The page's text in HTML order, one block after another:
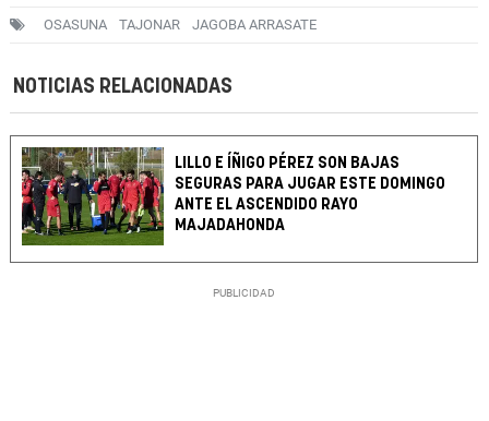
OSASUNA TAJONAR JAGOBA ARRASATE
NOTICIAS RELACIONADAS
LILLO E ÍÑIGO PÉREZ SON BAJAS
SEGURAS PARA JUGAR ESTE DOMINGO
ANTE EL ASCENDIDO RAYO
MAJADAHONDA